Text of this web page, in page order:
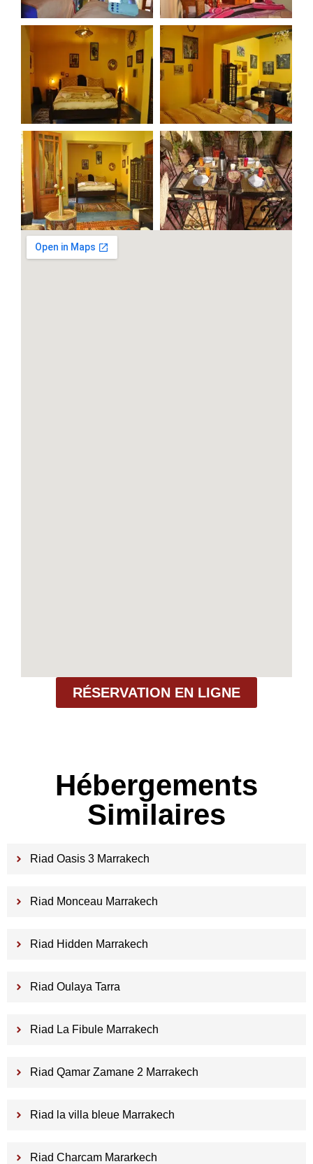
RÉSERVATION EN LIGNE
Hébergements
Similaires
Riad Oasis 3 Marrakech
Riad Monceau Marrakech
Riad Hidden Marrakech
Riad Oulaya Tarra
Riad La Fibule Marrakech
Riad Qamar Zamane 2 Marrakech
Riad la villa bleue Marrakech
Riad Charcam Mararkech